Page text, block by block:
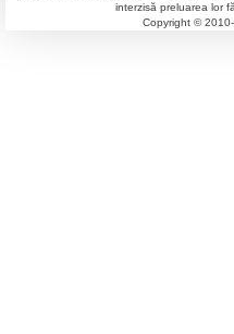
interzisă preluarea lor
Copyright ©